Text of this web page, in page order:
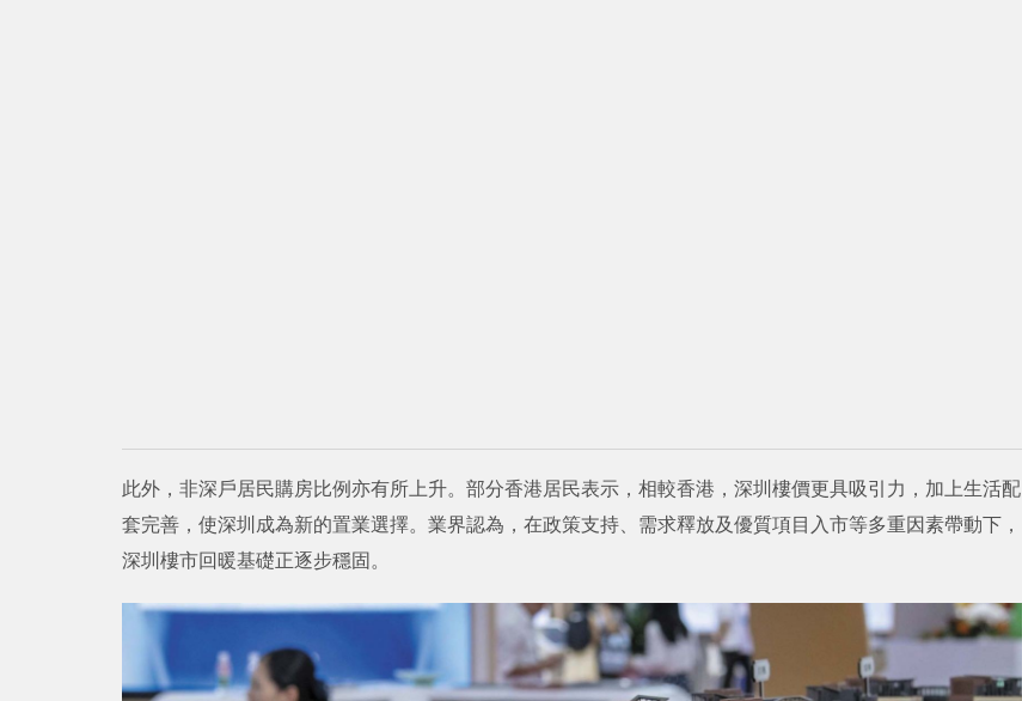
此外，非深戶居民購房比例亦有所上升。部分香港居民表示，相較香港，深圳樓價更具吸引力，加上生活配
套完善，使深圳成為新的置業選擇。業界認為，在政策支持、需求釋放及優質項目入市等多重因素帶動下，
深圳樓市回暖基礎正逐步穩固。